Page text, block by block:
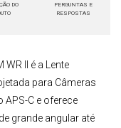
DO
PERGUNTAS E
RESPOSTAS
II
é a Lente
para Câmeras
C e oferece
grande angular até